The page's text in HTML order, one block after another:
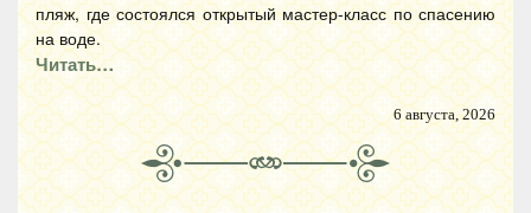
пляж, где состоялся открытый мастер-класс по спасению
на воде.
Читать…
6 августа, 2026